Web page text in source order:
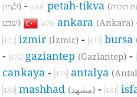
לציון) -468 petah-tikva
שבע)
470 ankara (Ankara)
472 izmir (İzmir) -473 bursa
-475 gaziantep (Gaziantep) -
cankaya -478 antalya
480 mashhad (مشهد) -481